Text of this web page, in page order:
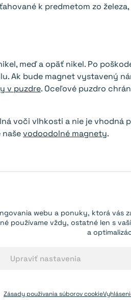
webu a ponuky, ktorá vás
používame vždy, ostatné len s
a
Upraviť nastavenia
Zásady používania súborov cookie
k predmetom zo
meď a opäť nikel. Po
Ak bude magnet vystavený
v puzdre. Oceľové puzdro
voči vlhkosti a nie je vhodná
vodoodolné magnety.
sily pri zohriatí nad 80°C,
pozrite sa do kategórie
. Odtrhovú
našejmagnetickej